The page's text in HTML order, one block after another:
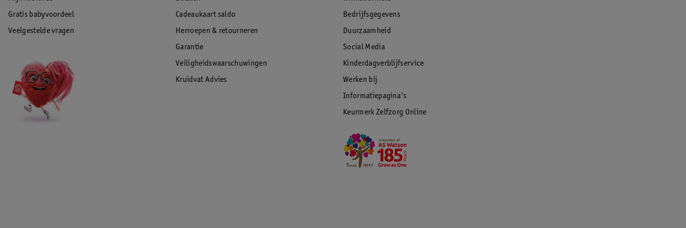
Gratis babyvoordeel
Veelgestelde vragen
Cadeaukaart saldo
Herroepen & retourneren
Garantie
Veiligheidswaarschuwingen
Kruidvat Advies
Bedrijfsgegevens
Duurzaamheid
Social Media
Kinderdagverblijfservice
Werken bij
Informatiepagina's
Keurmerk Zelfzorg Online